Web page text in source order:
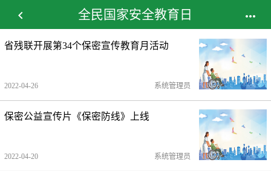
 全民国家安全教育日 
省残联开展第34个保密宣传教育月活动
2022-04-26 系统管理员
保密公益宣传片《保密防线》上线
2022-04-20 系统管理员